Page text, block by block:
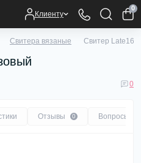
Клиенту
0
Свитера вязаные Свитер
0
Отзывы 0 Вопросы